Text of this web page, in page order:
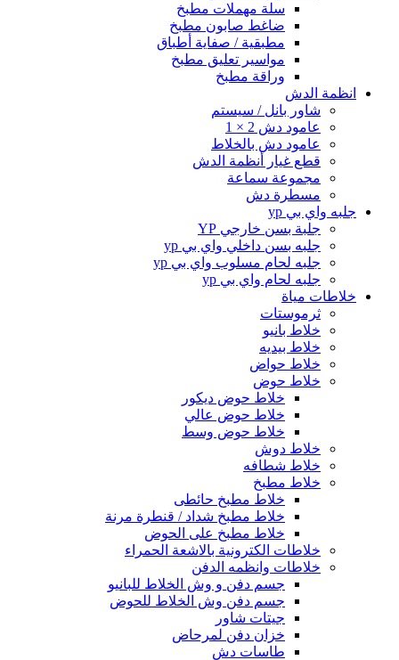
سلة مهملات مطبخ
ضاغط صابون مطبخ
مطبقية / صفاية أطباق
مواسير تعليق مطبخ
وراقة مطبخ
انظمة الدش
شاور بانل / سيستم
عامود دش 2 × 1
عامود دش بالخلاط
قطع غيار أنظمة الدش
مجموعة سماعة
مسطرة دش
جلبه واي بي yp
جلبة بسن خارجي YP
جلبه بسن داخلي واي بي yp
جلبه لحام مسلوب واي بي yp
جلبه لحام واي بي yp
خلاطات مياة
ثرموستات
خلاط بانيو
خلاط بيديه
خلاط حواض
خلاط حوض
خلاط حوض ديكور
خلاط حوض عالي
خلاط حوض وسط
خلاط دوش
خلاط شطافه
خلاط مطبخ
خلاط مطبخ حائطى
خلاط مطبخ شداد / قنطرة مرنة
خلاط مطبخ على الحوض
خلاطات الكترونية بالاشعة الحمراء
خلاطات وانظمه الدفن
جسم دفن و وش الخلاط للبانيو
جسم دفن وش الخلاط للحوض
جيتات شاور
خزان دفن لمرحاض
طاسات دش